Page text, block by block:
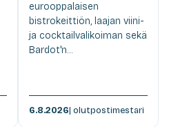
eurooppalaisen
bistrokeittiön, laajan viini-
ja cocktailvalikoiman sekä
Bardot'n...
6.8.2026| olutpostimestari